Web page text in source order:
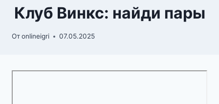
Клуб Винкс: найди пары
Отonlineigri 07.05.2025